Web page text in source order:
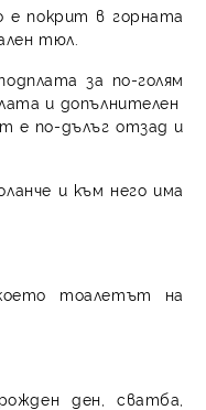
е покрит в горната
тюл.
за по-голям
и допълнителен
е по-дълъг отзад и
и към него има
тоалетът на
ден, сватба,